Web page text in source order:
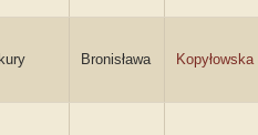
Bronisława Kopyłowska